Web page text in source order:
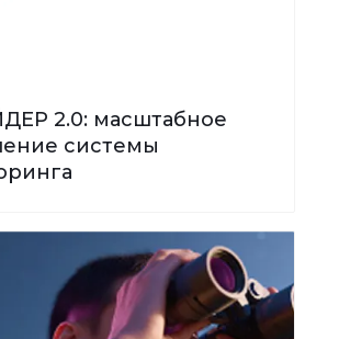
2.0: масштабное
системы